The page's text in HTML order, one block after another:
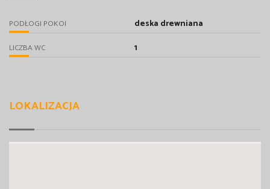
PODŁOGI POKOI deska drewniana
LICZBA WC 1
LOKALIZACJA